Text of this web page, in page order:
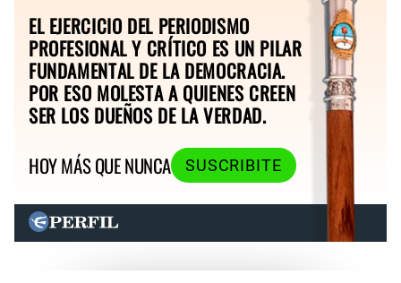
EL EJERCICIO DEL PERIODISMO
PROFESIONAL Y CRÍTICO ES UN PILAR
FUNDAMENTAL DE LA DEMOCRACIA.
POR ESO MOLESTA A QUIENES CREEN
SER LOS DUEÑOS DE LA VERDAD.
HOY MÁS QUE NUNCA
SUSCRIBITE